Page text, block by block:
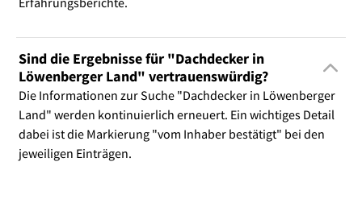
Sind die Ergebnisse für "Dachdecker in
Löwenberger Land" vertrauenswürdig?
Die Informationen zur Suche "Dachdecker in Löwenberger
Land" werden kontinuierlich erneuert. Ein wichtiges Detail
dabei ist die Markierung "vom Inhaber bestätigt" bei den
jeweiligen Einträgen.